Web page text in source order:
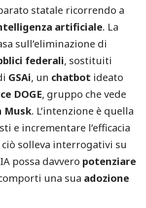
statale ricorrendo a
artificiale. La
sull’eliminazione di
federali, sostituiti
GSAi, un chatbot ideato
DOGE, gruppo che vede
Musk. L’intenzione è quella
e incrementare l’efficacia
solleva interrogativi su
possa davvero potenziare
una sua adozione